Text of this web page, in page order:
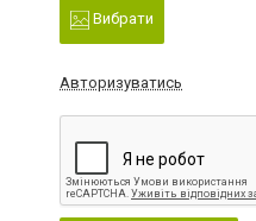
Вибрати
Авторизуватись